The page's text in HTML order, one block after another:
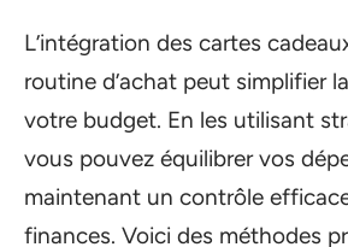
L’intégration des cartes
routine d’achat peut simplifier
votre budget. En les utilisant
vous pouvez équilibrer vos
maintenant un contrôle
finances. Voici des méthodes